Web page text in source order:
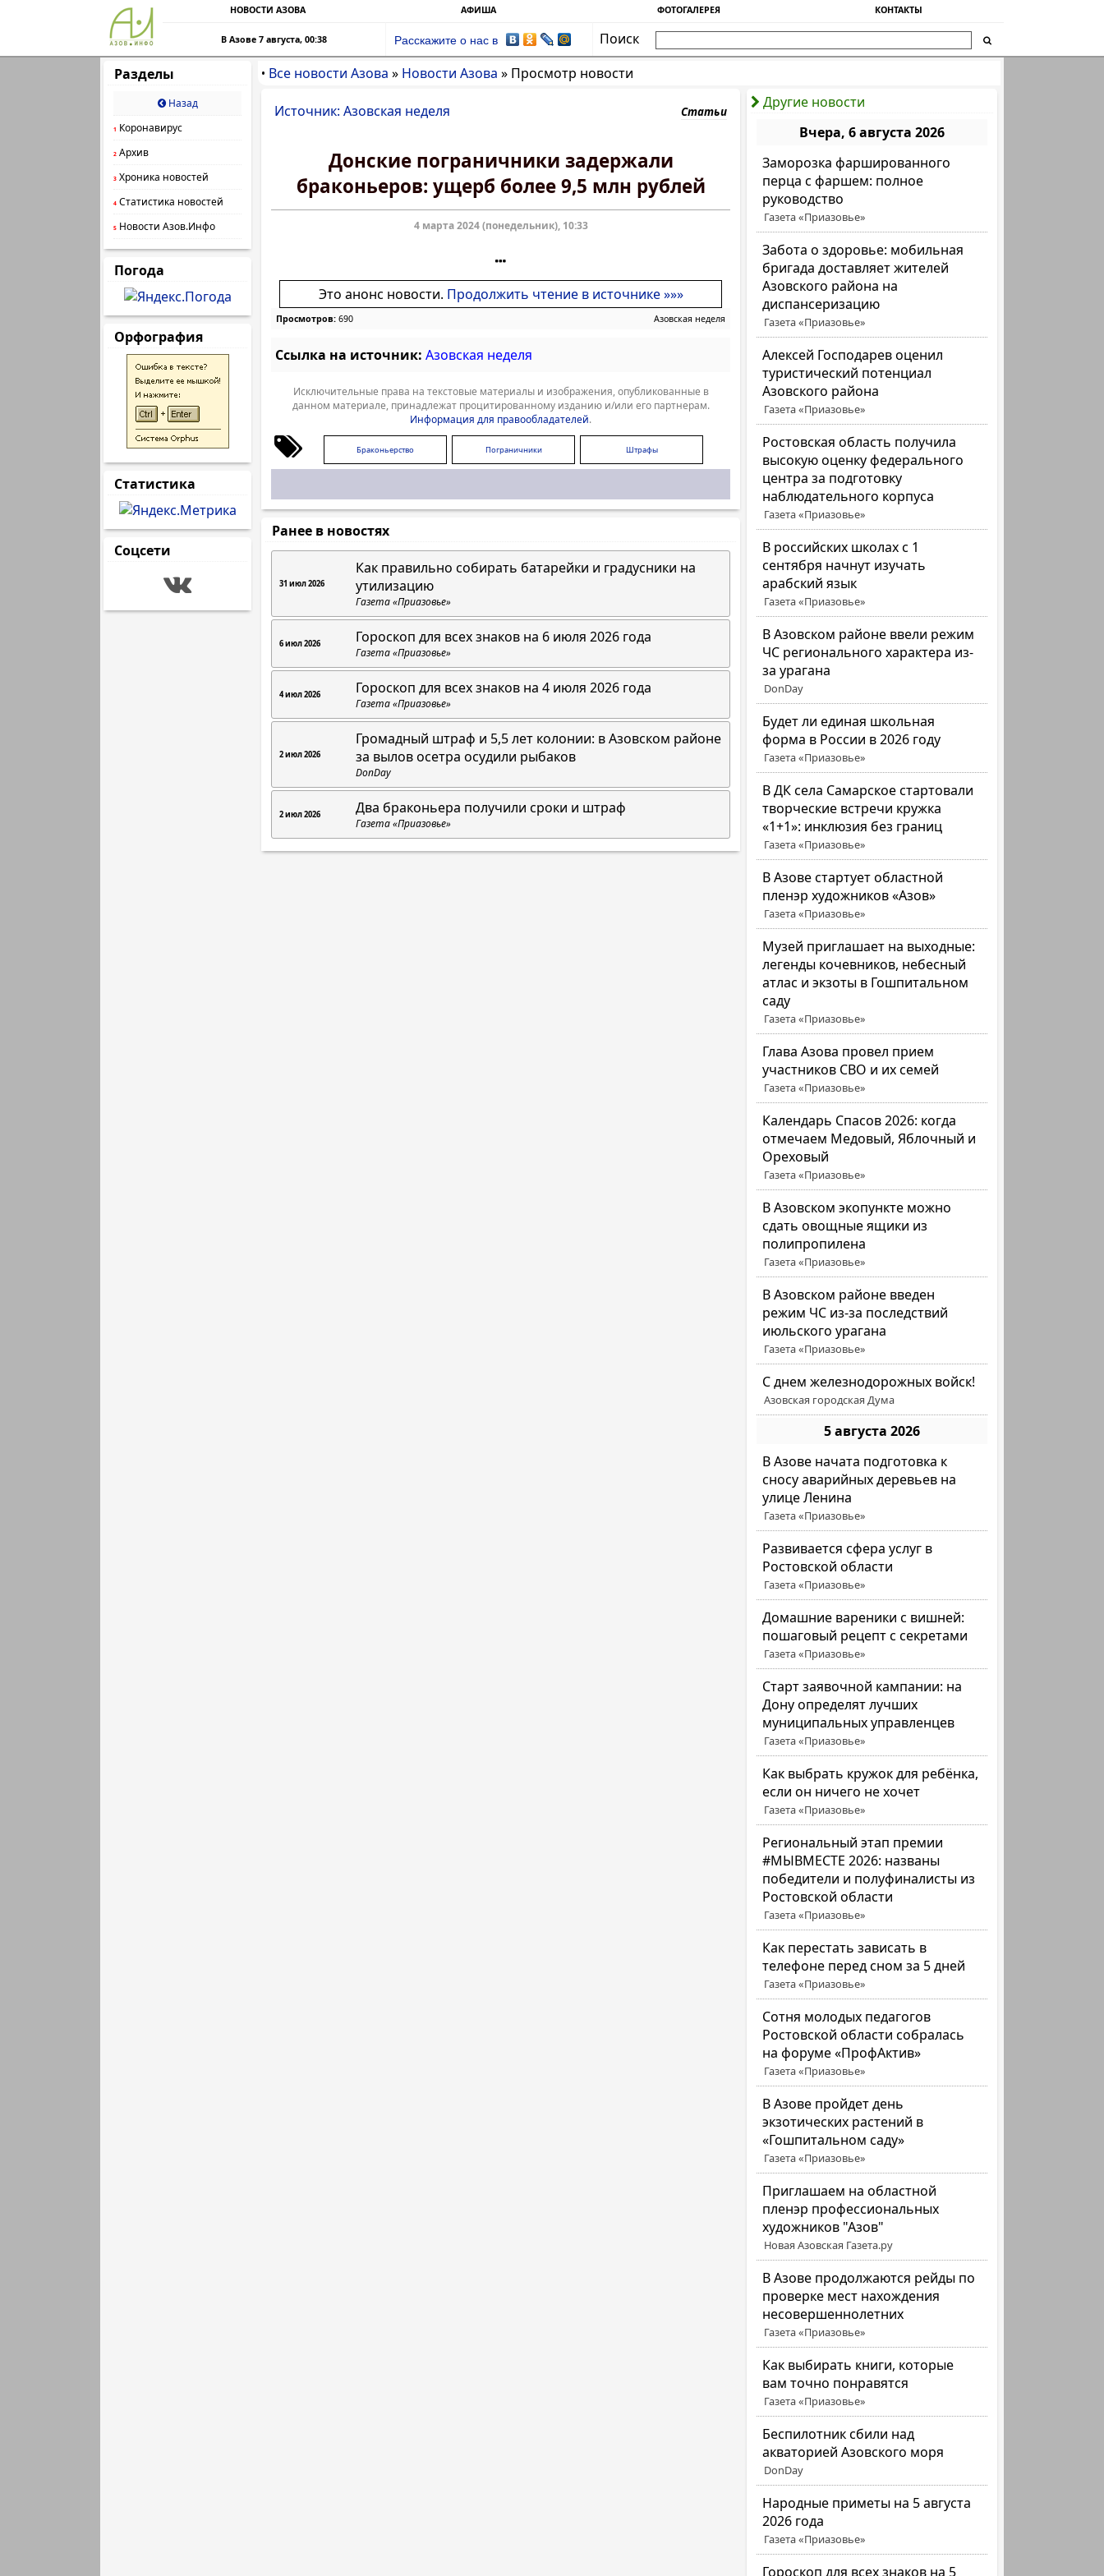
НОВОСТИ АЗОВА АФИША ФОТОГАЛЕРЕЯ КОНТАКТЫ
В Азове 7 августа, 00:38 Расскажите о нас в
Поиск
Разделы
Назад
1 Коронавирус
2 Архив
3 Хроника новостей
4 Статистика новостей
5 Новости Азов.Инфо
Погода
Орфография
Статистика
Соцсети
• Все новости Азова » Новости Азова » Просмотр новости
Другие новости
Вчера, 6 августа 2026
Заморозка фаршированного
перца с фаршем: полное
руководство
Газета «Приазовье»
Забота о здоровье: мобильная
бригада доставляет жителей
Азовского района на
диспансеризацию
Газета «Приазовье»
Алексей Господарев оценил
туристический потенциал
Азовского района
Газета «Приазовье»
Ростовская область получила
высокую оценку федерального
центра за подготовку
наблюдательного корпуса
Газета «Приазовье»
В российских школах с 1
сентября начнут изучать
арабский язык
Газета «Приазовье»
В Азовском районе ввели режим
ЧС регионального характера из-
за урагана
DonDay
Будет ли единая школьная
форма в России в 2026 году
Газета «Приазовье»
В ДК села Самарское стартовали
творческие встречи кружка
«1+1»: инклюзия без границ
Газета «Приазовье»
В Азове стартует областной
пленэр художников «Азов»
Газета «Приазовье»
Музей приглашает на выходные:
легенды кочевников, небесный
атлас и экзоты в Гошпитальном
саду
Газета «Приазовье»
Глава Азова провел прием
участников СВО и их семей
Газета «Приазовье»
Календарь Спасов 2026: когда
отмечаем Медовый, Яблочный и
Ореховый
Газета «Приазовье»
В Азовском экопункте можно
сдать овощные ящики из
полипропилена
Газета «Приазовье»
В Азовском районе введен
режим ЧС из-за последствий
июльского урагана
Газета «Приазовье»
С днем железнодорожных войск!
Азовская городская Дума
5 августа 2026
В Азове начата подготовка к
сносу аварийных деревьев на
улице Ленина
Газета «Приазовье»
Развивается сфера услуг в
Ростовской области
Газета «Приазовье»
Домашние вареники с вишней:
пошаговый рецепт с секретами
Газета «Приазовье»
Старт заявочной кампании: на
Дону определят лучших
муниципальных управленцев
Газета «Приазовье»
Как выбрать кружок для ребёнка,
если он ничего не хочет
Газета «Приазовье»
Региональный этап премии
#МЫВМЕСТЕ 2026: названы
победители и полуфиналисты из
Ростовской области
Газета «Приазовье»
Как перестать зависать в
телефоне перед сном за 5 дней
Газета «Приазовье»
Сотня молодых педагогов
Ростовской области собралась
на форуме «ПрофАктив»
Газета «Приазовье»
В Азове пройдет день
экзотических растений в
«Гошпитальном саду»
Газета «Приазовье»
Приглашаем на областной
пленэр профессиональных
художников "Азов"
Новая Азовская Газета.ру
В Азове продолжаются рейды по
проверке мест нахождения
несовершеннолетних
Газета «Приазовье»
Как выбирать книги, которые
вам точно понравятся
Газета «Приазовье»
Беспилотник сбили над
акваторией Азовского моря
DonDay
Народные приметы на 5 августа
2026 года
Газета «Приазовье»
Гороскоп для всех знаков на 5
Источник: Азовская неделя Статьи
Донские пограничники задержали
браконьеров: ущерб более 9,5 млн рублей
4 марта 2024 (понедельник), 10:33
Это анонс новости. Продолжить чтение в источнике »»»
Просмотров: 690 Азовская неделя
Ссылка на источник: Азовская неделя
Исключительные права на текстовые материалы и изображения, опубликованные в
данном материале, принадлежат процитированному изданию и/или его партнерам.
Информация для правообладателей.
Браконьерство Пограничники Штрафы
Ранее в новостях
31 июл 2026
Как правильно собирать батарейки и градусники на
утилизацию
Газета «Приазовье»
6 июл 2026 Гороскоп для всех знаков на 6 июля 2026 года
Газета «Приазовье»
4 июл 2026 Гороскоп для всех знаков на 4 июля 2026 года
Газета «Приазовье»
2 июл 2026
Громадный штраф и 5,5 лет колонии: в Азовском районе
за вылов осетра осудили рыбаков
DonDay
2 июл 2026 Два браконьера получили сроки и штраф
Газета «Приазовье»